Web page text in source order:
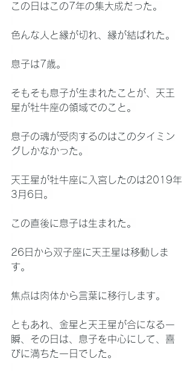
この日はこの7年の集大成だった。
色んな人と縁が切れ、縁が結ばれた。
息子は7歳。
そもそも息子が生まれたことが、天王
星が牡牛座の領域でのこと。
息子の魂が受肉するのはこのタイミン
グしかなかった。
天王星が牡牛座に入宮したのは2019年
3月6日。
この直後に息子は生まれた。
26日から双子座に天王星は移動しま
す。
焦点は肉体から言葉に移行します。
ともあれ、金星と天王星が合になる一
瞬、その日は、息子を中心にして、喜
びに満ちた一日でした。